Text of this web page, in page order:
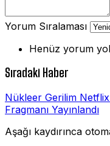
Yorum Sıralaması
Henüz yorum
Sıradaki Haber
Nükleer Gerilim
Fragmanı Yayınlandı
Aşağı kaydırınca